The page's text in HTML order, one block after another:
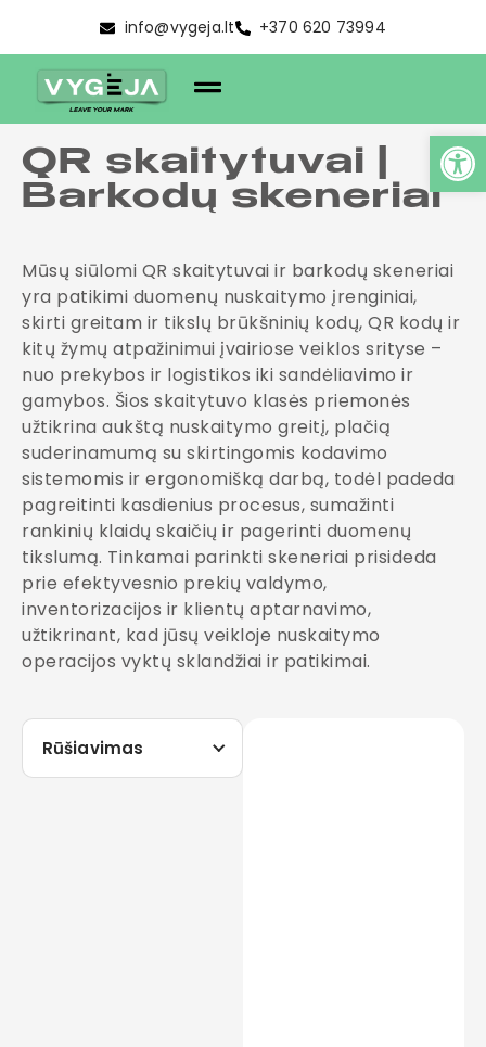
info@vygeja.lt +370 620 73994
QR skaitytuvai |
Barkodų skeneriai
Mūsų siūlomi QR skaitytuvai ir barkodų skeneriai
yra patikimi duomenų nuskaitymo įrenginiai,
skirti greitam ir tikslų brūkšninių kodų, QR kodų ir
kitų žymų atpažinimui įvairiose veiklos srityse –
nuo prekybos ir logistikos iki sandėliavimo ir
gamybos. Šios skaitytuvo klasės priemonės
užtikrina aukštą nuskaitymo greitį, plačią
suderinamumą su skirtingomis kodavimo
sistemomis ir ergonomišką darbą, todėl padeda
pagreitinti kasdienius procesus, sumažinti
rankinių klaidų skaičių ir pagerinti duomenų
tikslumą. Tinkamai parinkti skeneriai prisideda
prie efektyvesnio prekių valdymo,
inventorizacijos ir klientų aptarnavimo,
užtikrinant, kad jūsų veikloje nuskaitymo
operacijos vyktų sklandžiai ir patikimai.
Rūšiavimas